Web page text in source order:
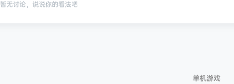
暂无讨论，说说你的看法吧
单机游戏